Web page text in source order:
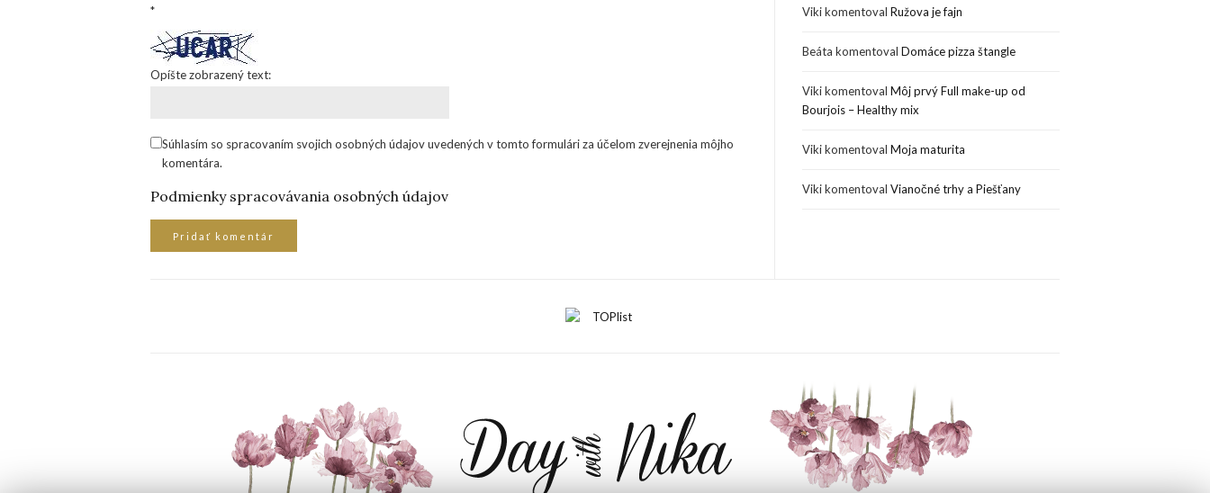
*
Opíšte zobrazený text:
Súhlasím so spracovaním svojich osobných údajov uvedených v tomto formulári za účelom zverejnenia môjho
komentára.
Podmienky spracovávania osobných údajov
VikikomentovalRužova je fajn
Beáta komentovalDomáce pizza štangle
VikikomentovalMôj prvý Full make-up od
Bourjois – Healthy mix
VikikomentovalMoja maturita
VikikomentovalVianočné trhy a Piešťany